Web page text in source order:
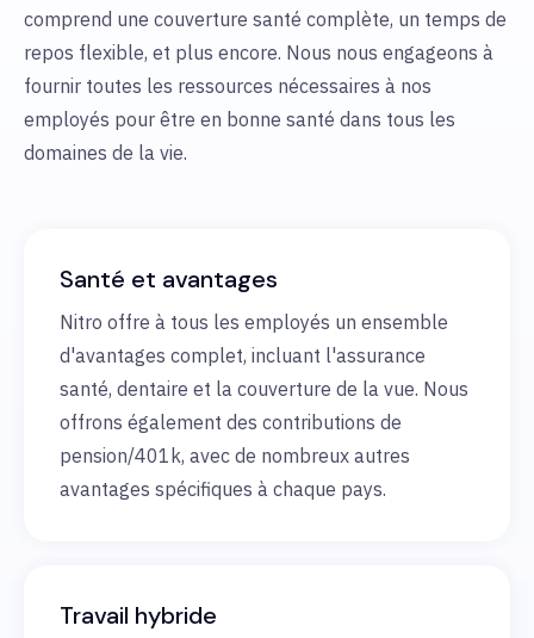
comprend une couverture santé complète, un temps de
repos flexible, et plus encore. Nous nous engageons à
fournir toutes les ressources nécessaires à nos
employés pour être en bonne santé dans tous les
domaines de la vie.
Santé et avantages
Nitro offre à tous les employés un ensemble
d'avantages complet, incluant l'assurance
santé, dentaire et la couverture de la vue. Nous
offrons également des contributions de
pension/401k, avec de nombreux autres
avantages spécifiques à chaque pays.
Travail hybride